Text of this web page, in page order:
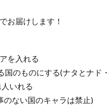
お届けします！
を入れる
国のものにする(ナタとナド
いれる
のない国のキャラは禁止)